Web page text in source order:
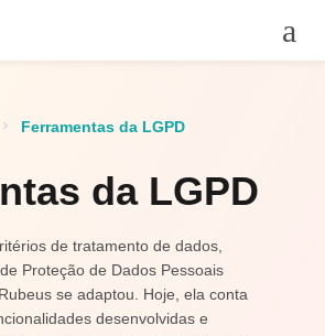
Ferramentas da LGPD
da LGPD
de tratamento de dados,
Proteção de Dados Pessoais
se adaptou. Hoje, ela conta
desenvolvidas e